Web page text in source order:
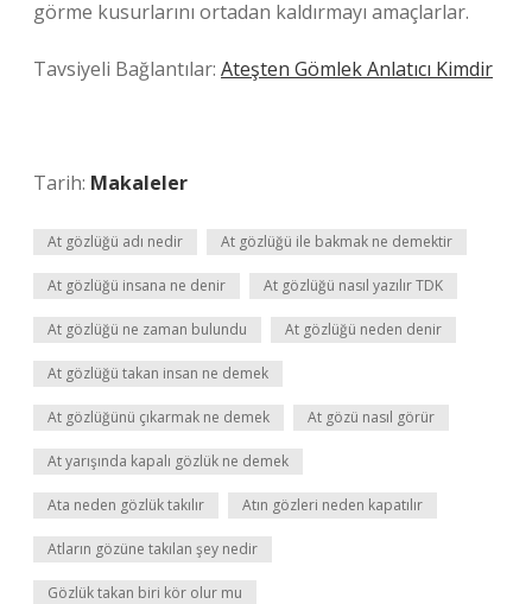
görme kusurlarını ortadan kaldırmayı amaçlarlar.
Tavsiyeli Bağlantılar: Ateşten Gömlek Anlatıcı Kimdir
Tarih: Makaleler
At gözlüğü adı nedir At gözlüğü ile bakmak ne demektir
At gözlüğü insana ne denir At gözlüğü nasıl yazılır TDK
At gözlüğü ne zaman bulundu At gözlüğü neden denir
At gözlüğü takan insan ne demek
At gözlüğünü çıkarmak ne demek At gözü nasıl görür
At yarışında kapalı gözlük ne demek
Ata neden gözlük takılır Atın gözleri neden kapatılır
Atların gözüne takılan şey nedir
Gözlük takan biri kör olur mu